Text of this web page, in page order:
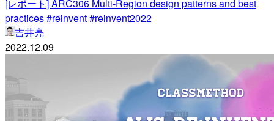
[レポート] ARC306 Multi-Region design patterns and best
practices #reinvent #reinvent2022
吉井亮
2022.12.09